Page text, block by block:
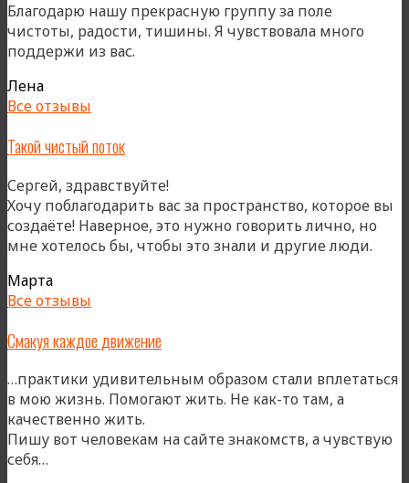
Благодарю нашу прекрасную группу за поле
чистоты, радости, тишины. Я чувствовала много
поддержи из вас.
Лена
Все отзывы
Такой чистый поток
Сергей, здравствуйте!
Хочу поблагодарить вас за пространство, которое вы
создаёте! Наверное, это нужно говорить лично, но
мне хотелось бы, чтобы это знали и другие люди.
Марта
Все отзывы
Смакуя каждое движение
…практики удивительным образом стали вплетаться
в мою жизнь. Помогают жить. Не как-то там, а
качественно жить.
Пишу вот человекам на сайте знакомств, а чувствую
себя…